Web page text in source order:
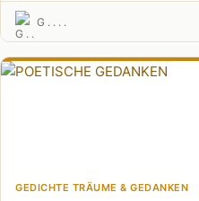
G . . . .
GEDICHTE TRÄUME & GEDANKEN